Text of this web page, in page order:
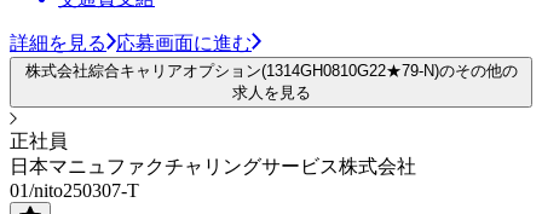
詳細を見る 応募画面に進む
株式会社綜合キャリアオプション(1314GH0810G22★79-N)のその他の
求人を見る
正社員
日本マニュファクチャリングサービス株式会社
01/nito250307-T